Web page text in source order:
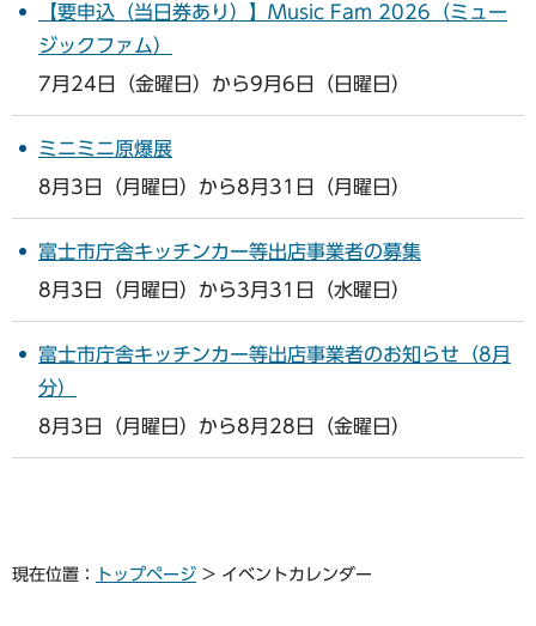
【要申込（当日券あり）】Music Fam 2026（ミュー
ジックファム）
7月24日（金曜日）から9月6日（日曜日）
ミニミニ原爆展
8月3日（月曜日）から8月31日（月曜日）
富士市庁舎キッチンカー等出店事業者の募集
8月3日（月曜日）から3月31日（水曜日）
富士市庁舎キッチンカー等出店事業者のお知らせ（8月
分）
8月3日（月曜日）から8月28日（金曜日）
現在位置： トップページ > イベントカレンダー